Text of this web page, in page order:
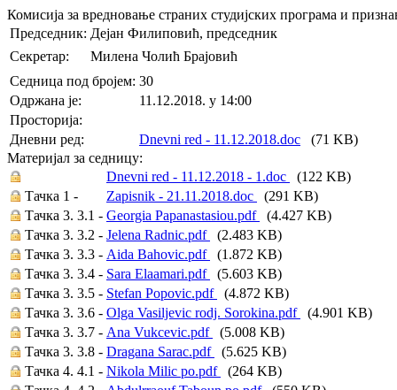
Комисија за вредновање страних студијских програма и
Председник: Дејан Филиповић, председник
Секретар:
Милена Чолић Брајовић
Седница под бројем: 30
Oдржана je:
11.12.2018. у 14:00
Просторија:
Дневни ред:
Dnevni red - 11.12.2018.doc (71 KB)
Материјал за седницу:
Dnevni red - 11.12.2018 - 1.doc
(122 KB)
Тачка 1 -
Zapisnik - 21.11.2018.doc
(291 KB)
Тачка 3. 3.1 - Georgia Papanastasiou.pdf
(4.427 KB)
Тачка 3. 3.2 - Jelena Radnic.pdf
(2.483 KB)
Тачка 3. 3.3 - Aida Bahovic.pdf
(1.872 KB)
Тачка 3. 3.4 - Sara Elaamari.pdf
(5.603 KB)
Тачка 3. 3.5 - Stefan Popovic.pdf
(4.872 KB)
Тачка 3. 3.6 - Olga Vasiljevic rodj. Sorokina.pdf
(4.901 KB)
Тачка 3. 3.7 - Ana Vukcevic.pdf
(5.008 KB)
Тачка 3. 3.8 - Dragana Sarac.pdf
(5.625 KB)
Тачка 4. 4.1 - Nikola Milic po.pdf
(264 KB)